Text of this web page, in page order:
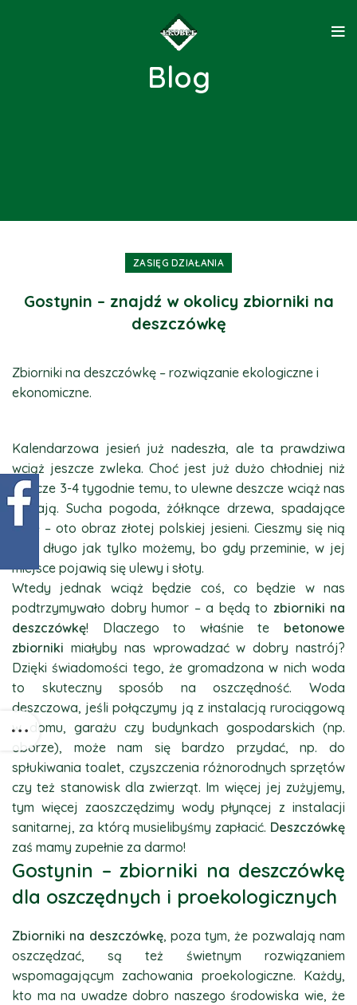
Blog
ZASIĘG DZIAŁANIA
Gostynin – znajdź w okolicy zbiorniki na
deszczówkę
Zbiorniki na deszczówkę – rozwiązanie ekologiczne i
ekonomiczne.
Kalendarzowa jesień już nadeszła, ale ta prawdziwa
wciąż jeszcze zwleka. Choć jest już dużo chłodniej niż
jeszcze 3-4 tygodnie temu, to ulewne deszcze wciąż nas
omijają. Sucha pogoda, żółknące drzewa, spadające
liście – oto obraz złotej polskiej jesieni. Cieszmy się nią
tak długo jak tylko możemy, bo gdy przeminie, w jej
miejsce pojawią się ulewy i słoty.
Wtedy jednak wciąż będzie coś, co będzie w nas
podtrzymywało dobry humor – a będą to zbiorniki na
deszczówkę! Dlaczego to właśnie te betonowe
zbiorniki miałyby nas wprowadzać w dobry nastrój?
Dzięki świadomości tego, że gromadzona w nich woda
to skuteczny sposób na oszczędność. Woda
deszczowa, jeśli połączymy ją z instalacją rurociągową
w domu, garażu czy budynkach gospodarskich (np.
oborze), może nam się bardzo przydać, np. do
spłukiwania toalet, czyszczenia różnorodnych sprzętów
czy też stanowisk dla zwierząt. Im więcej jej zużyjemy,
tym więcej zaoszczędzimy wody płynącej z instalacji
sanitarnej, za którą musielibyśmy zapłacić. Deszczówkę
zaś mamy zupełnie za darmo!
Gostynin – zbiorniki na deszczówkę
dla oszczędnych i proekologicznych
Zbiorniki na deszczówkę, poza tym, że pozwalają nam
oszczędzać, są też świetnym rozwiązaniem
wspomagającym zachowania proekologiczne. Każdy,
kto ma na uwadze dobro naszego środowiska wie, że